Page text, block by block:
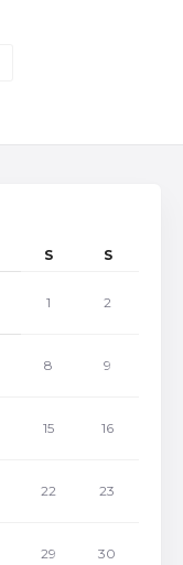
S S
1 2
8 9
15 16
22 23
29 30